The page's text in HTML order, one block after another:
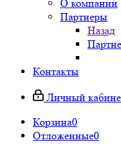
О компании
Партнеры
Назад
Контакты
Личный
Корзина0
Отложенные0